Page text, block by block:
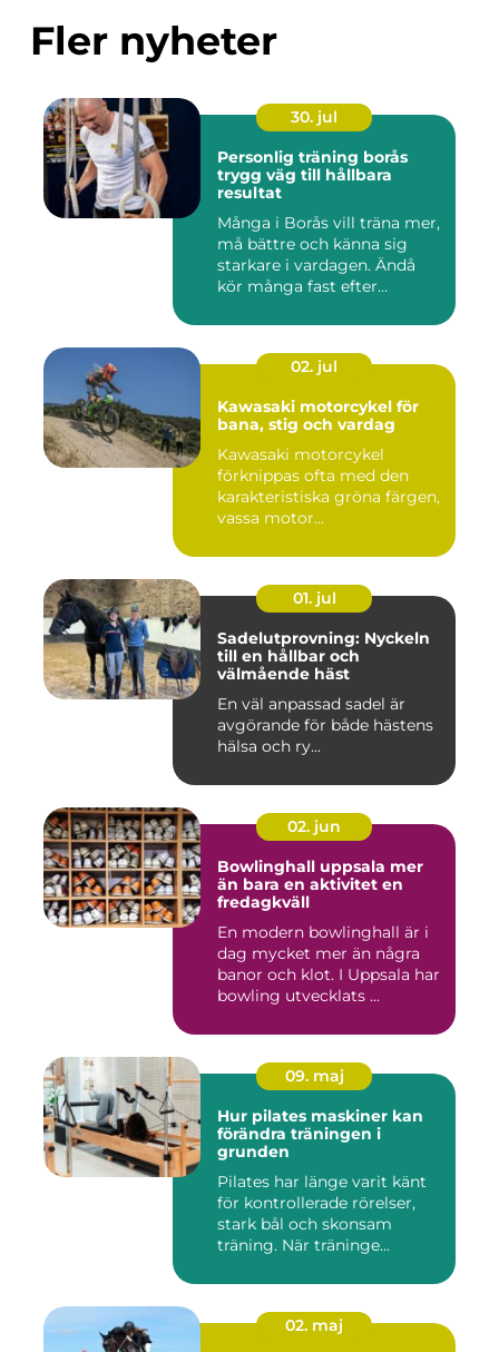
Fler nyheter
30. jul
Personlig träning borås
trygg väg till hållbara
resultat
Många i Borås vill träna mer,
må bättre och känna sig
starkare i vardagen. Ändå
kör många fast efter...
02. jul
Kawasaki motorcykel för
bana, stig och vardag
Kawasaki motorcykel
förknippas ofta med den
karakteristiska gröna färgen,
vassa motor...
01. jul
Sadelutprovning: Nyckeln
till en hållbar och
välmående häst
En väl anpassad sadel är
avgörande för både hästens
hälsa och ry...
02. jun
Bowlinghall uppsala mer
än bara en aktivitet en
fredagkväll
En modern bowlinghall är i
dag mycket mer än några
banor och klot. I Uppsala har
bowling utvecklats ...
09. maj
Hur pilates maskiner kan
förändra träningen i
grunden
Pilates har länge varit känt
för kontrollerade rörelser,
stark bål och skonsam
träning. När träninge...
02. maj